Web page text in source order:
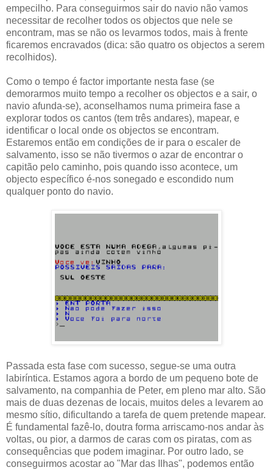
empecilho. Para conseguirmos sair do navio não vamos
necessitar de recolher todos os objectos que nele se
encontram, mas se não os levarmos todos, mais à frente
ficaremos encravados (dica: são quatro os objectos a serem
recolhidos).
Como o tempo é factor importante nesta fase (se
demorarmos muito tempo a recolher os objectos e a sair, o
navio afunda-se), aconselhamos numa primeira fase a
explorar todos os cantos (tem três andares), mapear, e
identificar o local onde os objectos se encontram.
Estaremos então em condições de ir para o escaler de
salvamento, isso se não tivermos o azar de encontrar o
capitão pelo caminho, pois quando isso acontece, um
objecto específico é-nos sonegado e escondido num
qualquer ponto do navio.
Passada esta fase com sucesso, segue-se uma outra
labiríntica. Estamos agora a bordo de um pequeno bote de
salvamento, na companhia de Peter, em pleno mar alto. São
mais de duas dezenas de locais, muitos deles a levarem ao
mesmo sítio, dificultando a tarefa de quem pretende mapear.
É fundamental fazê-lo, doutra forma arriscamo-nos andar às
voltas, ou pior, a darmos de caras com os piratas, com as
consequências que podem imaginar. Por outro lado, se
conseguirmos acostar ao "Mar das Ilhas", podemos então